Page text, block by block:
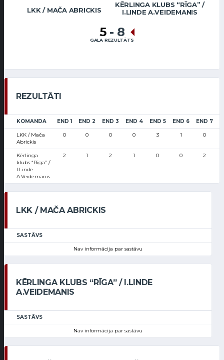
LKK / MAČA ABRICKIS
KĒRLINGA KLUBS “RĪGA” /
I.LINDE A.VEIDEMANIS
5 - 8
GALA REZULTĀTS
REZULTĀTI
KOMANDA END 1 END 2 END 3 END 4 END 5 END 6 END 7
LKK / Mača
Abrickis
0 0 0 0 3 1 0
Kērlinga
klubs “Rīga” /
I.Linde
A.Veidemanis
2 1 2 1 0 0 2
LKK / MAČA ABRICKIS
SASTĀVS
Nav informācija par sastāvu
KĒRLINGA KLUBS “RĪGA” / I.LINDE
A.VEIDEMANIS
SASTĀVS
Nav informācija par sastāvu